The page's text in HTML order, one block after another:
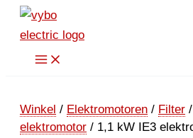
Ga
naar
Winkel / Elektromotoren / Filter /
elektromotor / 1,1 kW IE3